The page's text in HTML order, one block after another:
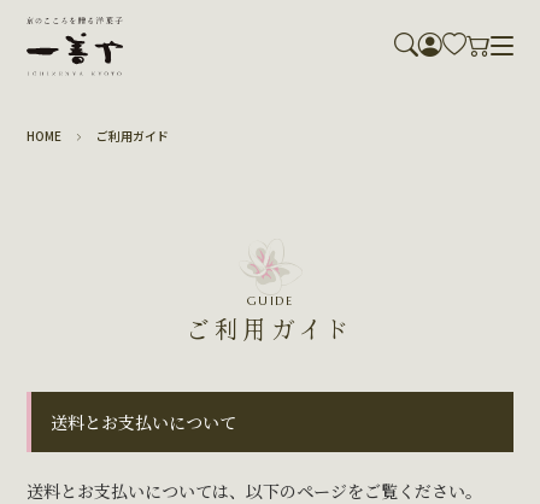
HOME ご利用ガイド
GUIDE
ご利用ガイド
送料とお支払いについて
送料とお支払いについては、以下のページをご覧ください。